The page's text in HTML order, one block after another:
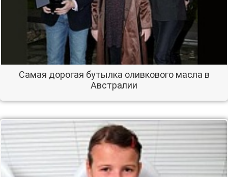
Самая дорогая бутылка оливкового масла в
Австралии